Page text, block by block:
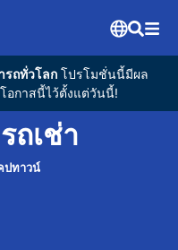
รถทั่วโลกโปรโมชั่นนี้มีผล
อกาสนี้ไว้ตั้งแต่วันนี้!
ถเช่า
ปทาวน์